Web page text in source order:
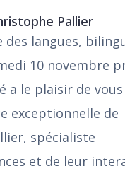
Pallier
des langues,
10 novembre
a le plaisir de
exceptionnelle de
spécialiste
et de leur